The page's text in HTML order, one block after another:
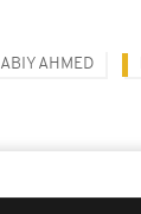
ABIY AHMED